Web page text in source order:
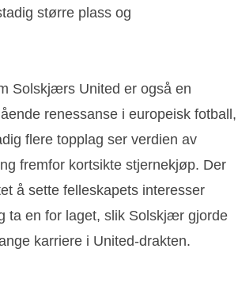
større plass og
Solskjærs United er også en
renessanse i europeisk fotball,
flere topplag ser verdien av
fremfor kortsikte stjernekjøp. Der
å sette felleskapets interesser
ta en for laget, slik Solskjær gjorde
karriere i United-drakten.